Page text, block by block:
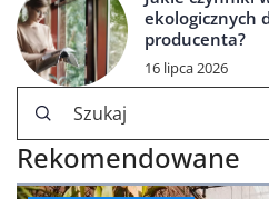
ekologicznych
producenta?
16 lipca 2026
Rekomendowane